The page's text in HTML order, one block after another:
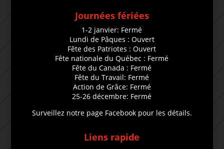
Journées fériées
1-2 janvier: Fermé
Lundi de Pâques : Ouvert
Fête des Patriotes : Ouvert
Fête nationale du Québec : Fermé
Fête du Canada : Fermé
Fête du Travail: Fermé
Action de Grâce: Fermé
25-26 décembre: Fermé
Surveillez notre page Facebook pour les détails.
Liens rapide